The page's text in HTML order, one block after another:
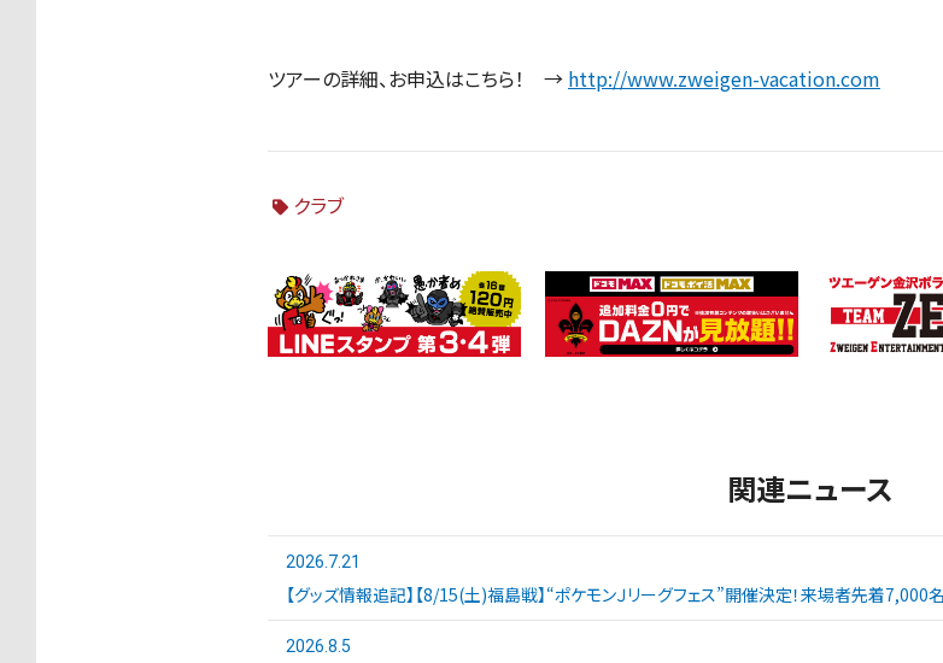
ツアーの詳細、お申込はこちら！ → http://www.zweigen-vacation.com
クラブ
関連ニュース
2026.7.21
【グッズ情報追記】【8/15(土)福島戦】“ポケモンＪリーグフェス”開催決定！来場者先着7,000
2026.8.5